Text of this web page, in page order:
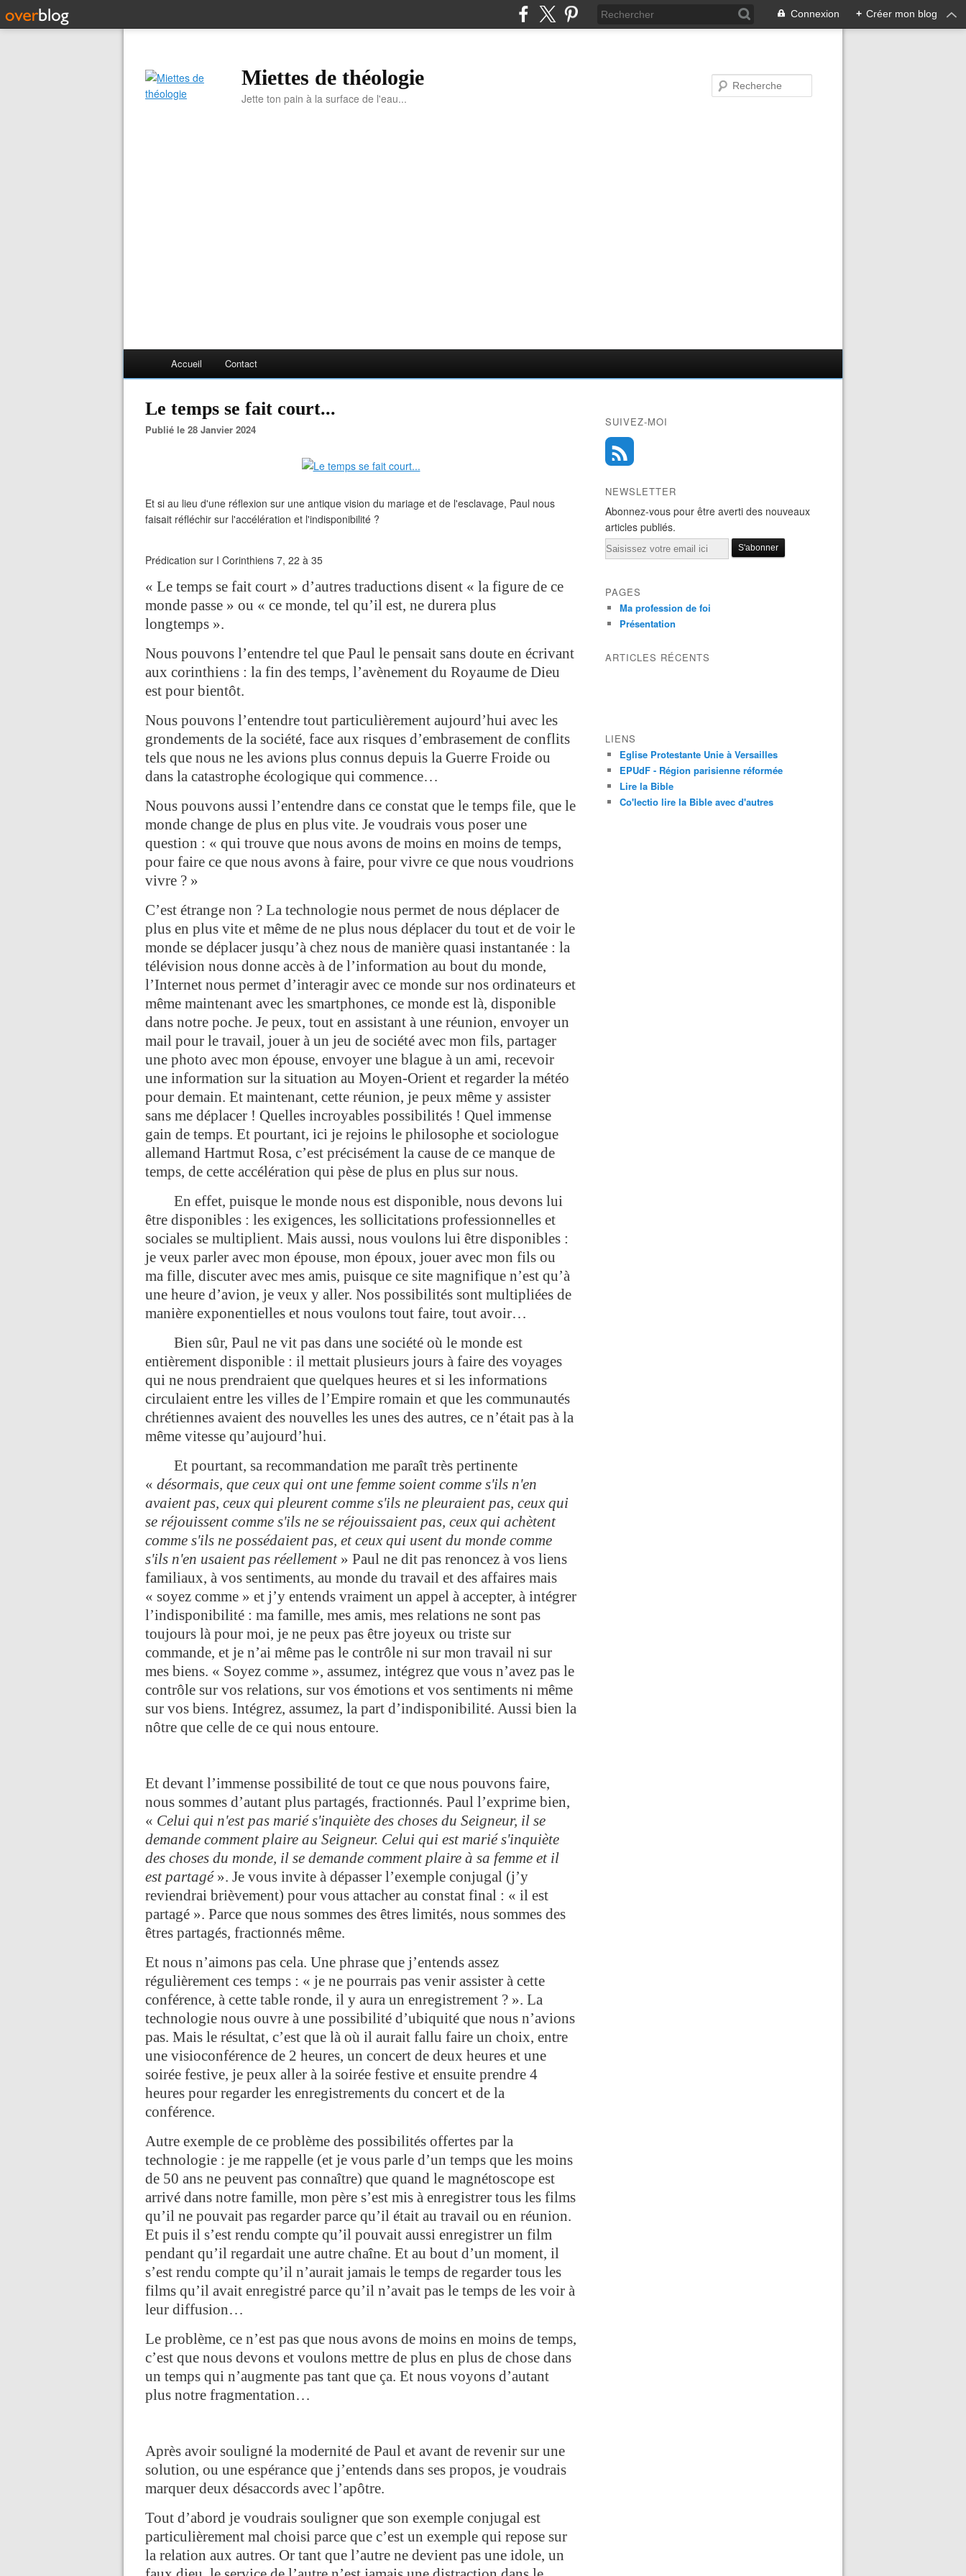
Connexion + Créer mon blog
Miettes de théologie
Jette ton pain à la surface de l'eau...
Accueil Contact
Le temps se fait court...
Publié le 28 Janvier 2024
Et si au lieu d'une réflexion sur une antique vision du mariage et de l'esclavage, Paul nous
faisait réfléchir sur l'accélération et l'indisponibilité ?
Prédication sur I Corinthiens 7, 22 à 35
« Le temps se fait court » d’autres traductions disent « la figure de ce
monde passe » ou « ce monde, tel qu’il est, ne durera plus
longtemps ».
Nous pouvons l’entendre tel que Paul le pensait sans doute en écrivant
aux corinthiens : la fin des temps, l’avènement du Royaume de Dieu
est pour bientôt.
Nous pouvons l’entendre tout particulièrement aujourd’hui avec les
grondements de la société, face aux risques d’embrasement de conflits
tels que nous ne les avions plus connus depuis la Guerre Froide ou
dans la catastrophe écologique qui commence…
Nous pouvons aussi l’entendre dans ce constat que le temps file, que le
monde change de plus en plus vite. Je voudrais vous poser une
question : « qui trouve que nous avons de moins en moins de temps,
pour faire ce que nous avons à faire, pour vivre ce que nous voudrions
vivre ? »
C’est étrange non ? La technologie nous permet de nous déplacer de
plus en plus vite et même de ne plus nous déplacer du tout et de voir le
monde se déplacer jusqu’à chez nous de manière quasi instantanée : la
télévision nous donne accès à de l’information au bout du monde,
l’Internet nous permet d’interagir avec ce monde sur nos ordinateurs et
même maintenant avec les smartphones, ce monde est là, disponible
dans notre poche. Je peux, tout en assistant à une réunion, envoyer un
mail pour le travail, jouer à un jeu de société avec mon fils, partager
une photo avec mon épouse, envoyer une blague à un ami, recevoir
une information sur la situation au Moyen-Orient et regarder la météo
pour demain. Et maintenant, cette réunion, je peux même y assister
sans me déplacer ! Quelles incroyables possibilités ! Quel immense
gain de temps. Et pourtant, ici je rejoins le philosophe et sociologue
allemand Hartmut Rosa, c’est précisément la cause de ce manque de
temps, de cette accélération qui pèse de plus en plus sur nous.
En effet, puisque le monde nous est disponible, nous devons lui
être disponibles : les exigences, les sollicitations professionnelles et
sociales se multiplient. Mais aussi, nous voulons lui être disponibles :
je veux parler avec mon épouse, mon époux, jouer avec mon fils ou
ma fille, discuter avec mes amis, puisque ce site magnifique n’est qu’à
une heure d’avion, je veux y aller. Nos possibilités sont multipliées de
manière exponentielles et nous voulons tout faire, tout avoir…
Bien sûr, Paul ne vit pas dans une société où le monde est
entièrement disponible : il mettait plusieurs jours à faire des voyages
qui ne nous prendraient que quelques heures et si les informations
circulaient entre les villes de l’Empire romain et que les communautés
chrétiennes avaient des nouvelles les unes des autres, ce n’était pas à la
même vitesse qu’aujourd’hui.
Et pourtant, sa recommandation me paraît très pertinente
« désormais, que ceux qui ont une femme soient comme s'ils n'en
avaient pas, ceux qui pleurent comme s'ils ne pleuraient pas, ceux qui
se réjouissent comme s'ils ne se réjouissaient pas, ceux qui achètent
comme s'ils ne possédaient pas, et ceux qui usent du monde comme
s'ils n'en usaient pas réellement» Paul ne dit pas renoncez à vos liens
familiaux, à vos sentiments, au monde du travail et des affaires mais
« soyez comme » et j’y entends vraiment un appel à accepter, à intégrer
l’indisponibilité : ma famille, mes amis, mes relations ne sont pas
toujours là pour moi, je ne peux pas être joyeux ou triste sur
commande, et je n’ai même pas le contrôle ni sur mon travail ni sur
mes biens. « Soyez comme », assumez, intégrez que vous n’avez pas le
contrôle sur vos relations, sur vos émotions et vos sentiments ni même
sur vos biens. Intégrez, assumez, la part d’indisponibilité. Aussi bien la
nôtre que celle de ce qui nous entoure.
Et devant l’immense possibilité de tout ce que nous pouvons faire,
nous sommes d’autant plus partagés, fractionnés. Paul l’exprime bien,
« Celui qui n'est pas marié s'inquiète des choses du Seigneur, il se
demande comment plaire au Seigneur. Celui qui est marié s'inquiète
des choses du monde, il se demande comment plaire à sa femme et il
est partagé ». Je vous invite à dépasser l’exemple conjugal (j’y
reviendrai brièvement) pour vous attacher au constat final : « il est
partagé ». Parce que nous sommes des êtres limités, nous sommes des
êtres partagés, fractionnés même.
Et nous n’aimons pas cela. Une phrase que j’entends assez
régulièrement ces temps : « je ne pourrais pas venir assister à cette
conférence, à cette table ronde, il y aura un enregistrement ? ». La
technologie nous ouvre à une possibilité d’ubiquité que nous n’avions
pas. Mais le résultat, c’est que là où il aurait fallu faire un choix, entre
une visioconférence de 2 heures, un concert de deux heures et une
soirée festive, je peux aller à la soirée festive et ensuite prendre 4
heures pour regarder les enregistrements du concert et de la
conférence.
Autre exemple de ce problème des possibilités offertes par la
technologie : je me rappelle (et je vous parle d’un temps que les moins
de 50 ans ne peuvent pas connaître) que quand le magnétoscope est
arrivé dans notre famille, mon père s’est mis à enregistrer tous les films
qu’il ne pouvait pas regarder parce qu’il était au travail ou en réunion.
Et puis il s’est rendu compte qu’il pouvait aussi enregistrer un film
pendant qu’il regardait une autre chaîne. Et au bout d’un moment, il
s’est rendu compte qu’il n’aurait jamais le temps de regarder tous les
films qu’il avait enregistré parce qu’il n’avait pas le temps de les voir à
leur diffusion…
Le problème, ce n’est pas que nous avons de moins en moins de temps,
c’est que nous devons et voulons mettre de plus en plus de chose dans
un temps qui n’augmente pas tant que ça. Et nous voyons d’autant
plus notre fragmentation…
Après avoir souligné la modernité de Paul et avant de revenir sur une
solution, ou une espérance que j’entends dans ses propos, je voudrais
marquer deux désaccords avec l’apôtre.
Tout d’abord je voudrais souligner que son exemple conjugal est
particulièrement mal choisi parce que c’est un exemple qui repose sur
la relation aux autres. Or tant que l’autre ne devient pas une idole, un
SUIVEZ-MOI
NEWSLETTER
Abonnez-vous pour être averti des nouveaux
articles publiés.
Email
PAGES
Ma profession de foi
Présentation
ARTICLES RÉCENTS
LIENS
Eglise Protestante Unie à Versailles
EPUdF - Région parisienne réformée
Lire la Bible
Co'lectio lire la Bible avec d'autres